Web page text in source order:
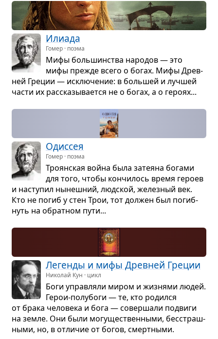
Или­ада
Гомер · поэма
Мифы боль­шин­ства наро­дов — это
мифы прежде всего о богах. Мифы Древ­
ней Гре­ции — исклю­че­ние: в боль­шей и луч­шей
части их рас­ска­зы­ва­ется не о богах, а о героях...
Одис­сея
Гомер · поэма
Тро­ян­ская война была зате­яна богами
для того, чтобы кон­чи­лось время героев
и насту­пил нынеш­ний, люд­ской, желез­ный век.
Кто не погиб у стен Трои, тот дол­жен был погиб­
нуть на обрат­ном пути...
Легенды и мифы Древ­ней Гре­ции
Николай Кун · цикл
Боги управ­ляли миром и жиз­нями людей.
Герои-полу­боги — те, кто родился
от брака чело­века и бога — совер­шали подвиги
на земле. Они были могу­ще­ствен­ными, бес­страш­
ными, но, в отли­чие от богов, смерт­ными.